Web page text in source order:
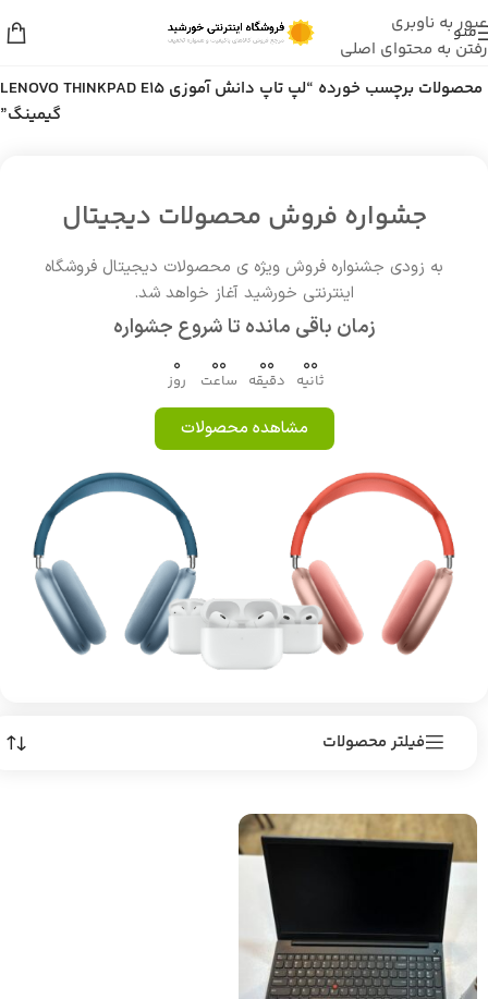
عبور به ناوبری
رفتن به محتوای اصلی
منو
خانه/
محصولات برچسب خورده “لپ تاپ دانش آموزی LENOVO THINKPAD E15
گیمینگ”
جشواره فروش محصولات دیجیتال
به زودی جشنواره فروش ویژه ی محصولات دیجیتال فروشگاه
اینترنتی خورشید آغاز خواهد شد.
زمان باقی مانده تا شروع جشواره
0
روز
00
ساعت
00
دقیقه
00
ثانیه
مشاهده محصولات
فیلتر محصولات